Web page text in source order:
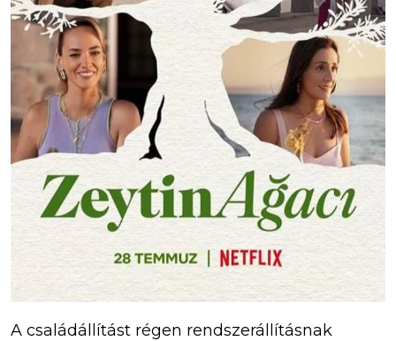
A családállítást régen rendszerállításnak